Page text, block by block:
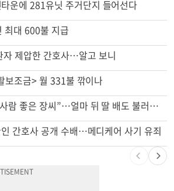
테슬라 충돌로 OC 주택 4채 파손
운에 281유닛 주거단지 들어선다
최대 600불 지급
제압한 간호사…알고 보니
보조금> 월 331불 깎이나
엄마 성폭행한 “사람 좋은 장씨”…얼마 뒤 딸 배도 불러왔다
인 간호사 공개 수배…메디케어 사기 유죄